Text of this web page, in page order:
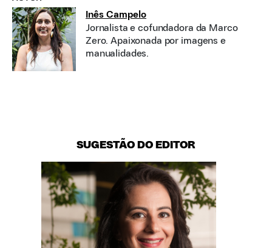
Inês Campelo
Jornalista e cofundadora da Marco
Zero. Apaixonada por imagens e
manualidades.
SUGESTÃO DO EDITOR